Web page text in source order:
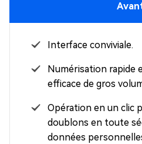
Interface conviviale.
Numérisation rapide
efficace de gros
Opération en un clic
doublons en toute
données